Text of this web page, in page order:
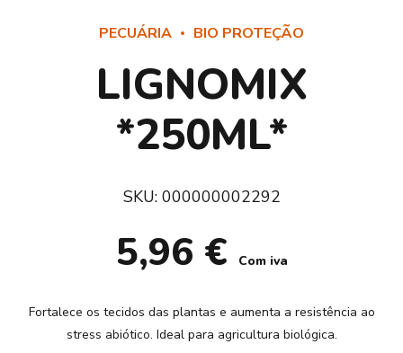
PECUÁRIA BIO PROTEÇÃO
LIGNOMIX
*250ML*
SKU: 000000002292
5,96 € Com iva
Fortalece os tecidos das plantas e aumenta a resistência ao
stress abiótico. Ideal para agricultura biológica.